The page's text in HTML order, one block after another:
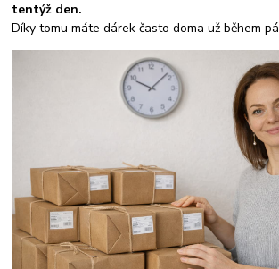
tentýž den.
Díky tomu máte dárek často doma už během